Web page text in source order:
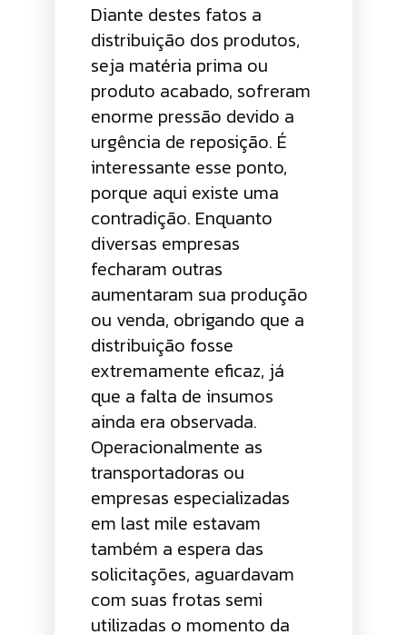
Diante destes fatos a
distribuição dos produtos,
seja matéria prima ou
produto acabado, sofreram
enorme pressão devido a
urgência de reposição. É
interessante esse ponto,
porque aqui existe uma
contradição. Enquanto
diversas empresas
fecharam outras
aumentaram sua produção
ou venda, obrigando que a
distribuição fosse
extremamente eficaz, já
que a falta de insumos
ainda era observada.
Operacionalmente as
transportadoras ou
empresas especializadas
em last mile estavam
também a espera das
solicitações, aguardavam
com suas frotas semi
utilizadas o momento da